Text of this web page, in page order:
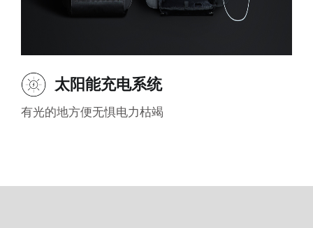
太阳能充电系统
有光的地方便无惧电力枯竭